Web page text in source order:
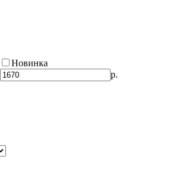
Новинка
р.